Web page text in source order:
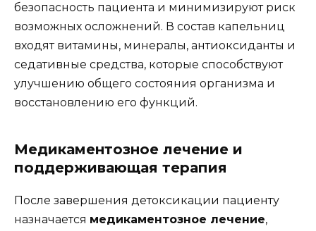
безопасность пациента и минимизируют риск
возможных осложнений. В состав капельниц
входят витамины, минералы, антиоксиданты и
седативные средства, которые способствуют
улучшению общего состояния организма и
восстановлению его функций.
Медикаментозное лечение и
поддерживающая терапия
После завершения детоксикации пациенту
назначается медикаментозное лечение,